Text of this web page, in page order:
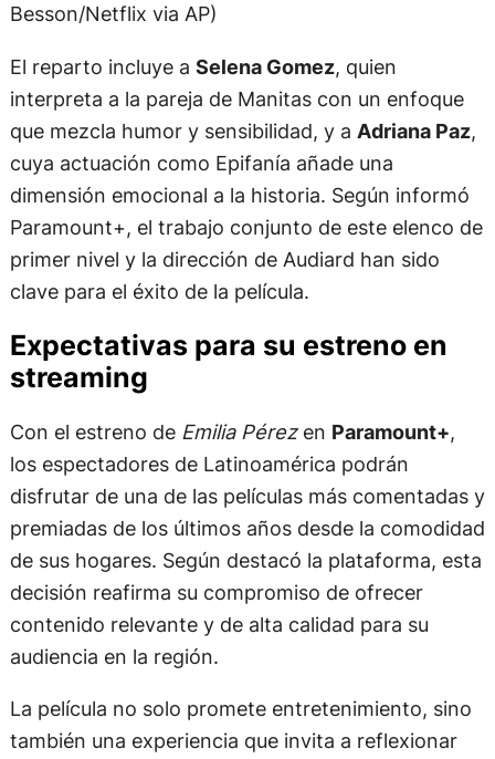
Besson/Netflix via AP)
El reparto incluye a Selena Gomez, quien
interpreta a la pareja de Manitas con un enfoque
que mezcla humor y sensibilidad, y a Adriana Paz,
cuya actuación como Epifanía añade una
dimensión emocional a la historia. Según informó
Paramount+, el trabajo conjunto de este elenco de
primer nivel y la dirección de Audiard han sido
clave para el éxito de la película.
Expectativas para su estreno en
streaming
Con el estreno de Emilia Pérezen Paramount+,
los espectadores de Latinoamérica podrán
disfrutar de una de las películas más comentadas y
premiadas de los últimos años desde la comodidad
de sus hogares. Según destacó la plataforma, esta
decisión reafirma su compromiso de ofrecer
contenido relevante y de alta calidad para su
audiencia en la región.
La película no solo promete entretenimiento, sino
también una experiencia que invita a reflexionar